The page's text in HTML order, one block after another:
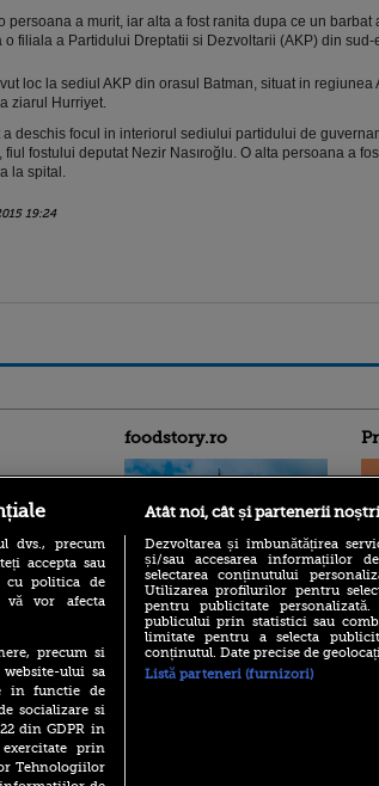
persoana a murit, iar alta a fost ranita dupa ce un barbat
o filiala a Partidului Dreptatii si Dezvoltarii (AKP) din sud-
loc la sediul AKP din orasul Batman, situat in regiunea
ziarul Hurriyet.
a deschis focul in interiorul sediului partidului de
fiul fostului deputat Nezir Nasıroğlu. O alta persoana a
la spital.
19:24
foodstory.ro
(P) Descoperă Lumea
Evenimentelor din România
cu Transilvania Events!
(P) Raku, gaming intens și o
dvs., precum
accepta sau
cu politica de
vă vor afecta
precum si
ului sa
in functie de
socializare si
din GDPR in
prin
Tehnologiilor
Atât noi, cât și partenerii
Dezvoltarea și îmbunătățirea
și/sau accesarea informațiilor
selectarea conținutului
Utilizarea profilurilor pentru
pentru publicitate
publicului prin statistici sau
limitate pentru a selecta
conținutul. Date precise de
Listă parteneri (furnizori)